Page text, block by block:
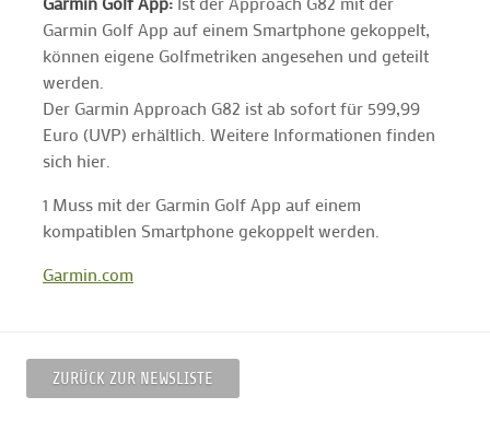
Garmin Golf App auf einem Smartphone gekoppelt,
können eigene Golfmetriken angesehen und geteilt
werden.
Der Garmin Approach G82 ist ab sofort für 599,99
Euro (UVP) erhältlich. Weitere Informationen finden
sich hier.
1 Muss mit der Garmin Golf App auf einem
kompatiblen Smartphone gekoppelt werden.
Garmin.com
ZURÜCK ZUR NEWSLISTE